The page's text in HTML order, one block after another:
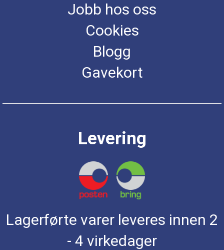
Jobb hos oss
Cookies
Blogg
Gavekort
Levering
Lagerførte varer leveres innen 2
- 4 virkedager